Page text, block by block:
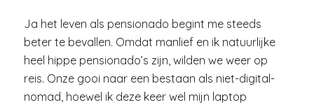
Ja het leven als pensionado begint me steeds
beter te bevallen. Omdat manlief en ik natuurlijke
heel hippe pensionado’s zijn, wilden we weer op
reis. Onze gooi naar een bestaan als niet-digital-
nomad, hoewel ik deze keer wel mijn laptop